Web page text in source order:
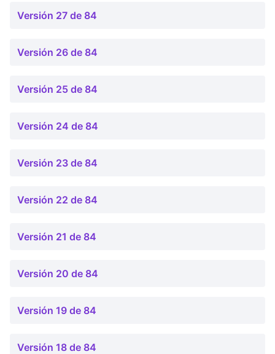
Versión 27 de 84
Versión 26 de 84
Versión 25 de 84
Versión 24 de 84
Versión 23 de 84
Versión 22 de 84
Versión 21 de 84
Versión 20 de 84
Versión 19 de 84
Versión 18 de 84